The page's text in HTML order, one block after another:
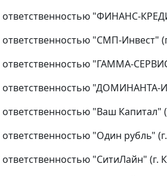
"ФИНАНС-
"СМП-Инвест"
"ГАММА-
"ДОМИНАНТА-
"Ваш Капитал"
"Один рубль"
"СитиЛайн" (г.